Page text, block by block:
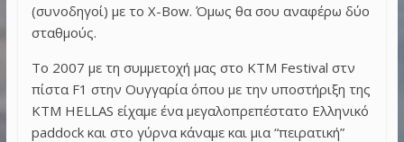
(συνοδηγοί) με το X-Bow. Όμως θα σου αναφέρω δύο
σταθμούς.
Το 2007 με τη συμμετοχή μας στο KTM Festival στν
πίστα F1 στην Ουγγαρία όπου με την υποστήριξη της
KTM HELLAS είχαμε ένα μεγαλοπρεπέστατο Ελληνικό
paddock και στο γύρνα κάναμε και μια “πειρατική”